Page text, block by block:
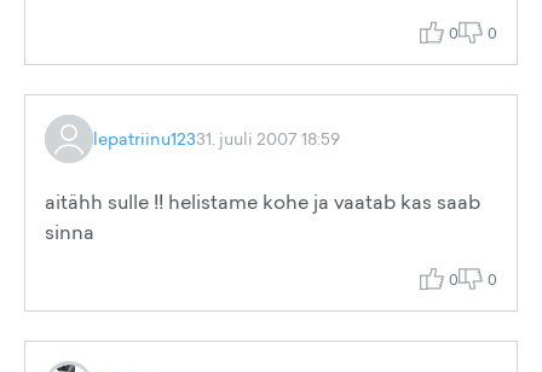
0 0
lepatriinu12331. juuli 2007 18:59
aitähh sulle !! helistame kohe ja vaatab kas saab
sinna
0 0